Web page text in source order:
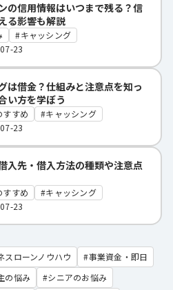
の信用情報はいつまで残る？信
る影響も解説
キャッシング
23
は借金？仕組みと注意点を知っ
い方を学ぼう
すすめ
キャッシング
23
入先・借入方法の種類や注意点
すすめ
キャッシング
23
スローンノウハウ
事業資金・即日
の悩み
シニアのお悩み